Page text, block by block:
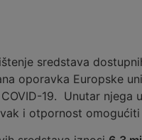
sredstava
oporavka Europske
19. Unutar njega
i otpornost